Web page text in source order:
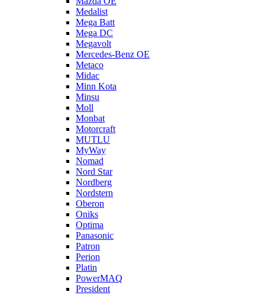
Medalist
Mega Batt
Mega DC
Megavolt
Mercedes-Benz OE
Metaco
Midac
Minn Kota
Minsu
Moll
Monbat
Motorcraft
MUTLU
MyWay
Nomad
Nord Star
Nordberg
Nordstern
Oberon
Oniks
Optima
Panasonic
Patron
Perion
Platin
PowerMAQ
President